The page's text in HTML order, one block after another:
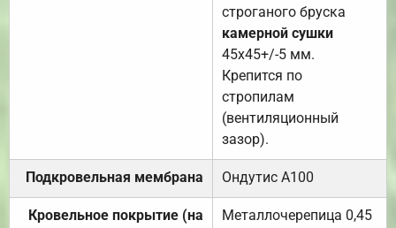
строганого бруска
камерной сушки
45х45+/-5 мм.
Крепится по
стропилам
(вентиляционный
зазор).
Подкровельная мембрана Ондутис А100
Кровельное покрытие (на
Металлочерепица 0,45